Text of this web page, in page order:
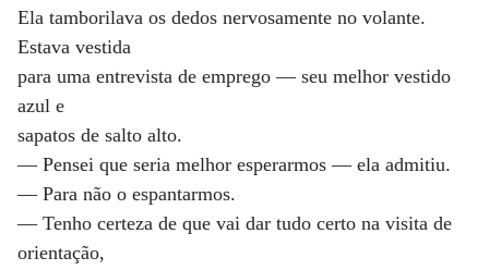
Ela tamborilava os dedos nervosamente no volante.
Estava vestida
para uma entrevista de emprego — seu melhor vestido
azul e
sapatos de salto alto.
— Pensei que seria melhor esperarmos — ela admitiu.
— Para não o espantarmos.
— Tenho certeza de que vai dar tudo certo na visita de
orientação,